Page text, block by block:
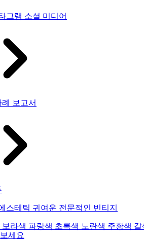
그램 소셜 미디어
보고서
스테틱 귀여운 전문적인 빈티지
보라색 파랑색 초록색 노란색 주황색
세요